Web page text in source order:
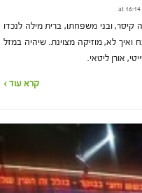
קיסר, ובני משפחתו, ברית מילה לנכדו
ואיך לא, מוזיקה מצוינת. שיהיה במזל
אורן ליטאי.
קרא עוד ›